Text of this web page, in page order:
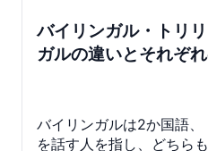
バイリンガル・トリ
ガルの違いとそれぞ
バイリンガルは2か国語
を話す人を指し、どちら